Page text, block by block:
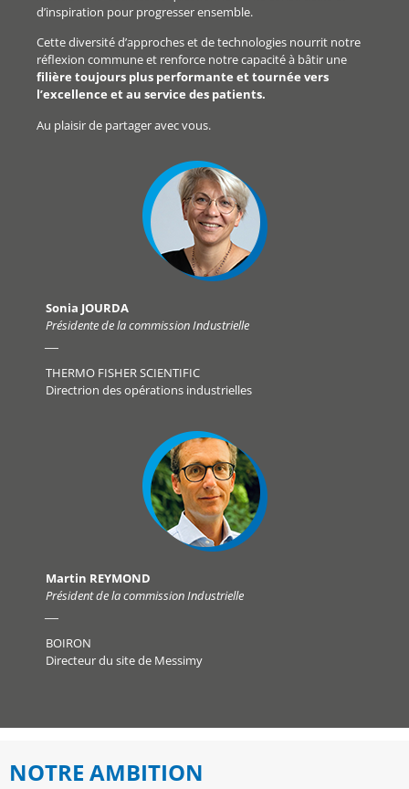
d’inspiration pour progresser ensemble.
Cette diversité d’approches et de technologies nourrit notre
réflexion commune et renforce notre capacité à bâtir une
filière toujours plus performante et tournée vers
l’excellence et au service des patients.
Au plaisir de partager avec vous.
Sonia JOURDA
Présidente de la commission Industrielle
THERMO FISHER SCIENTIFIC
Directrion des opérations industrielles
Martin REYMOND
Président de la commission Industrielle
BOIRON
Directeur du site de Messimy
NOTRE AMBITION